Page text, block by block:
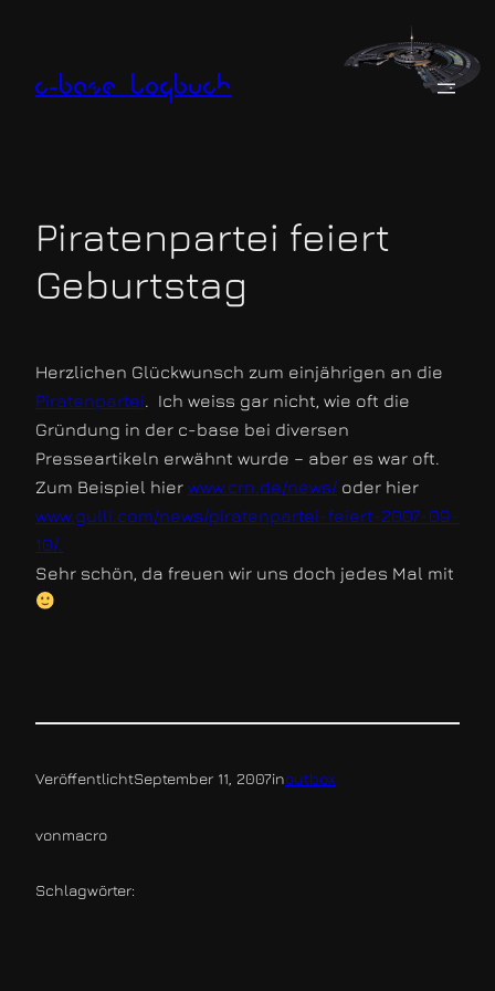
springen
c-base logbuch
Piratenpartei feiert
Geburtstag
Herzlichen Glückwunsch zum einjährigen an die
Piratenpartei. Ich weiss gar nicht, wie oft die
Gründung in der c-base bei diversen
Presseartikeln erwähnt wurde – aber es war oft.
Zum Beispiel hier www.crn.de/news/ oder hier
www.gulli.com/news/piratenpartei-feiert-2007-09-
10/.
Sehr schön, da freuen wir uns doch jedes Mal mit
VeröffentlichtSeptember 11, 2007inoutbox
vonmacro
Schlagwörter: